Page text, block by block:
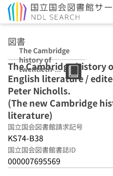
図書
The Cambridge
history of
twentieth-
century English
literature /
edited by Laura
Marcus and
Peter Nicholls.
(The new
Cambridge
history of
English
literature)
The Cambridge
English literature /
Peter Nicholls.
(The new Cambridge
literature)
国立国会図書館請求記号
KS74-B38
国立国会図書館書誌ID
000007695569